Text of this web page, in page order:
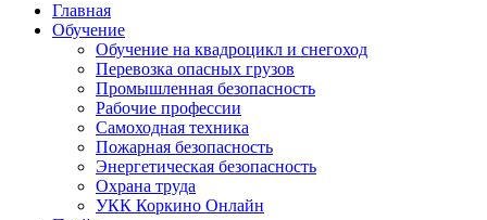
Главная
Обучение
Обучение на квадроцикл и снегоход
Перевозка опасных грузов
Промышленная безопасность
Рабочие профессии
Самоходная техника
Пожарная безопасность
Энергетическая безопасность
Охрана труда
УКК Коркино Онлайн